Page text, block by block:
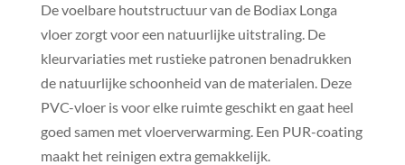
De voelbare houtstructuur van de Bodiax Longa
vloer zorgt voor een natuurlijke uitstraling. De
kleurvariaties met rustieke patronen benadrukken
de natuurlijke schoonheid van de materialen. Deze
PVC-vloer is voor elke ruimte geschikt en gaat heel
goed samen met vloerverwarming. Een PUR-coating
maakt het reinigen extra gemakkelijk.